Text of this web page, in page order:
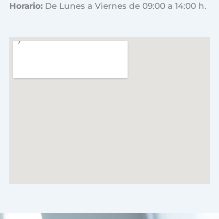
Horario: De Lunes a Viernes de 09:00 a 14:00 h.